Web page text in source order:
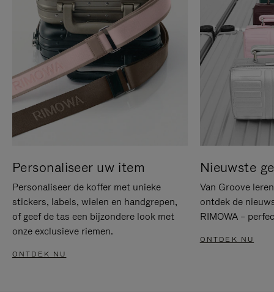
Personaliseer uw item
Personaliseer de koffer met unieke
stickers, labels, wielen en handgrepen,
of geef de tas een bijzondere look met
onze exclusieve riemen.
ONTDEK NU
Nieuwste
Van Groove
ontdek de
RIMOWA –
ONTDEK NU